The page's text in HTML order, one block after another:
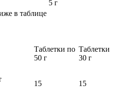
5 г
в таблице
Таблетки по
50 г
Таблетки
30 г
15
15